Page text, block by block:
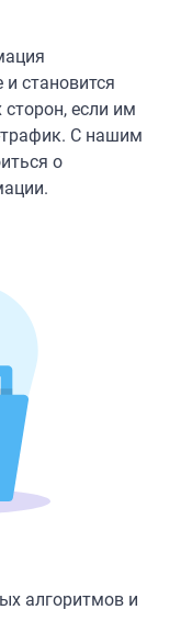
становится
если им
трафик. С нашим
о
алгоритмов и